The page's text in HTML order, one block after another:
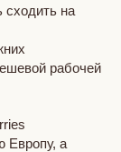
сходить на
рабочей
Европу, а